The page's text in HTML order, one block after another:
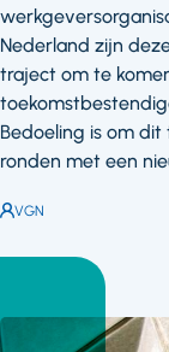
Nederland zijn
traject om te
Bedoeling is om
ronden met een
Auteur:
VGN